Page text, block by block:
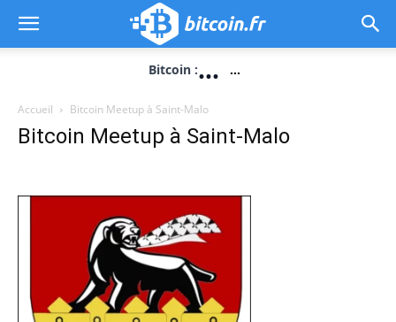
Bitcoin :... ...
Accueil Bitcoin Meetup à Saint-Malo
Bitcoin Meetup à Saint-Malo